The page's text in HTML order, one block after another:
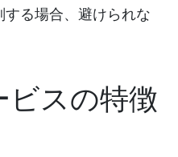
る場合、避けられな
ビスの特徴